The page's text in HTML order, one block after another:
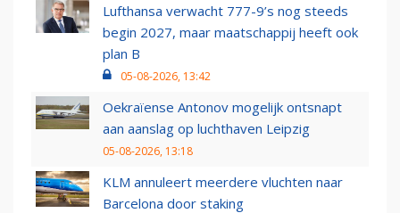
Lufthansa verwacht 777-9’s nog steeds
begin 2027, maar maatschappij heeft ook
plan B
05-08-2026, 13:42
Oekraïense Antonov mogelijk ontsnapt
aan aanslag op luchthaven Leipzig
05-08-2026, 13:18
KLM annuleert meerdere vluchten naar
Barcelona door staking